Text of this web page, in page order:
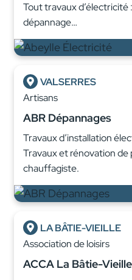
Tout travaux d’électricité
dépannage…
VALSERRES
Artisans
ABR Dépannages
Travaux d’installation
Travaux et rénovation
chauffagiste.
LA BÂTIE-VIEILLE
Association de loisirs
ACCA La Bâtie-Vieille